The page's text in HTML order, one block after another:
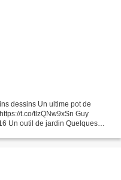
dessins Un ultime pot de
t.co/tlzQNw9xSn Guy
Un outil de jardin Quelques